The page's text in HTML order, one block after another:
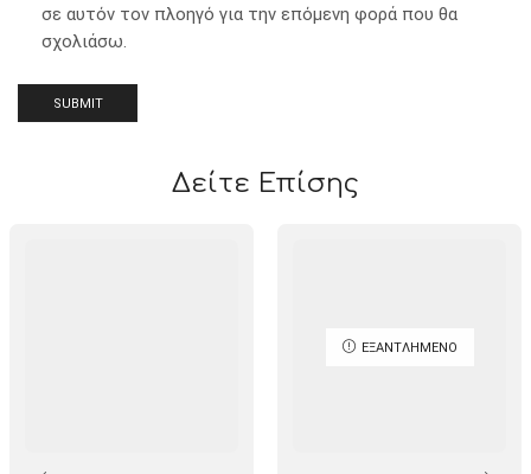
σε αυτόν τον πλοηγό για την επόμενη φορά που θα
σχολιάσω.
Δείτε Επίσης
ΕΞΑΝΤΛΗΜΈΝΟ